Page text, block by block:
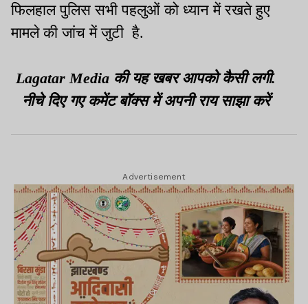
फिलहाल पुलिस सभी पहलुओं को ध्यान में रखते हुए
मामले की जांच में जुटी है.
Lagatar Media की यह खबर आपको कैसी लगी.
नीचे दिए गए कमेंट बॉक्स में अपनी राय साझा करें
Advertisement